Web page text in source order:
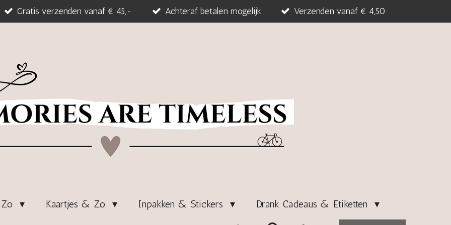
Gratis verzenden vanaf € 45,- Achteraf betalen mogelijk Verzenden vanaf € 4,50
Kaartjes & Zo Inpakken & Stickers Drank Cadeaus & Etiketten